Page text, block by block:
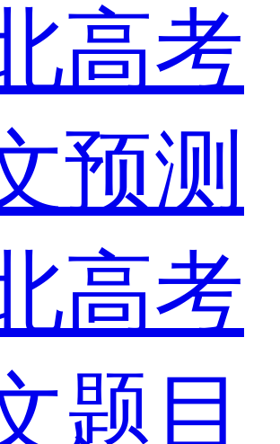
高考
预测
高考
题目